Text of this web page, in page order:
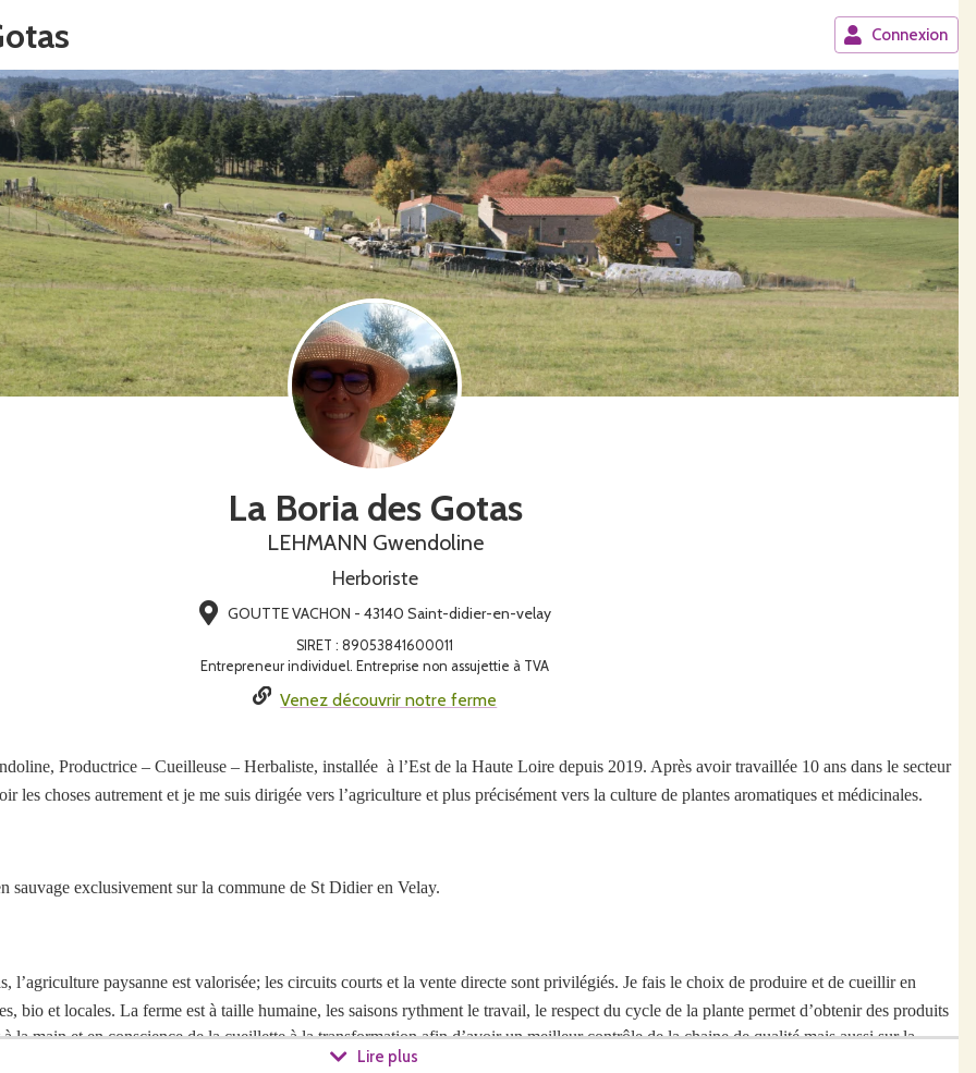
Connexion
La Boria des Gotas
LEHMANN Gwendoline
Herboriste
GOUTTE VACHON - 43140 Saint-didier-en-velay
SIRET : 89053841600011
Entrepreneur individuel. Entreprise non assujettie à TVA
Venez découvrir notre ferme
Productrice – Cueilleuse – Herbaliste, installée à l’Est de la Haute Loire depuis 2019. Après avoir travaillée 10 ans dans le secteur
les choses autrement et je me suis dirigée vers l’agriculture et plus précisément vers la culture de plantes aromatiques et médicinales.
sauvage exclusivement sur la commune de St Didier en Velay.
l’agriculture paysanne est valorisée; les circuits courts et la vente directe sont privilégiés. Je fais le choix de produire et de cueillir en
bio et locales. La ferme est à taille humaine, les saisons rythment le travail, le respect du cycle de la plante permet d’obtenir des produits
la main et en conscience de la cueillette à la transformation afin d’avoir un meilleur contrôle de la chaine de qualité mais aussi sur la
(certifiés en Agriculture biologique ou Nature et progrès pour le sel)
Lire plus